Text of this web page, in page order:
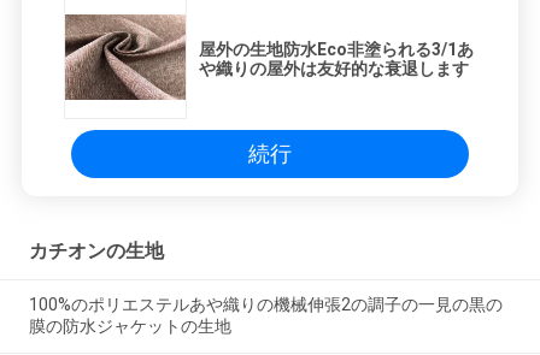
屋外の生地防水Eco非塗られる3/1あ
や織りの屋外は友好的な衰退します
続行
カチオンの生地
100%のポリエステルあや織りの機械伸張2の調子の一見の黒の
膜の防水ジャケットの生地